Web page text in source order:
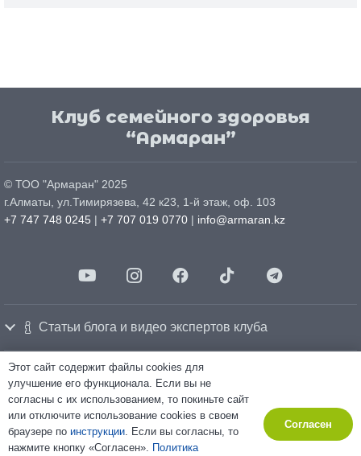
Клуб семейного здоровья
“Армаран”
© ТОО "Армаран" 2025
г.Алматы , ул. Тимирязева, 42 к23, 1-й этаж, оф. 103
+7 747 748 0245 | +7 707 019 0770 | info@armaran.kz
Статьи блога и видео экспертов клуба
Политика конфиденциальности
Политика использования cookie-файлов
Согласие на обработку персональных данных
Made by«Relation»Marketing company
Некоторые изображения и тексты на сайте созданы с использованием
искусственного интеллекта.
Этот сайт содержит файлы cookies для
улучшение его функционала. Если вы не
согласны с их использованием, то покиньте сайт
или отключите использование cookies в своем
браузере по инструкции. Если вы согласны, то
нажмите кнопку «Согласен». Политика
Согласен